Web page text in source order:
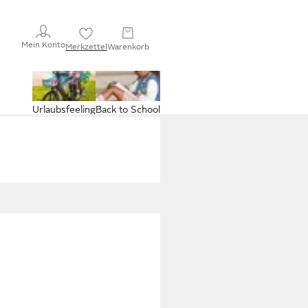
Mein KontoMerkzettelWarenkorb
Back to School
Urlaubsfeeling